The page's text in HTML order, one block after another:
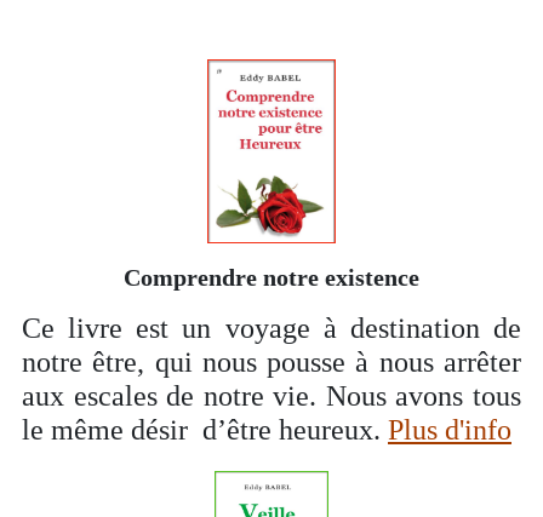
Comprendre notre existence
Ce livre est un voyage à destination de
notre être, qui nous pousse à nous arrêter
aux escales de notre vie. Nous avons tous
le même désir d’être heureux. Plus d'info